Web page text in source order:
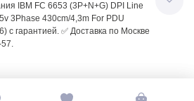
IBM FC 6653 (3P+N+G) DPI Line
3Phase 430cm/4,3m For PDU
с гарантией. ✅ Доставка по Москве